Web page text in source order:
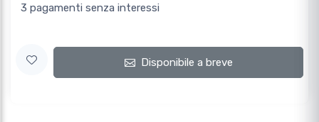
3 pagamenti senza interessi
Disponibile a breve